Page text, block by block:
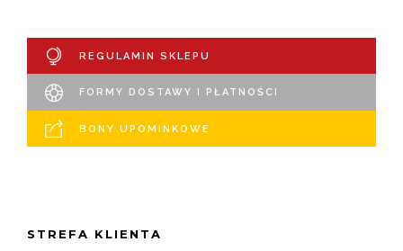
REGULAMIN SKLEPU
FORMY DOSTAWY I PŁATNOŚCI
BONY UPOMINKOWE
STREFA KLIENTA